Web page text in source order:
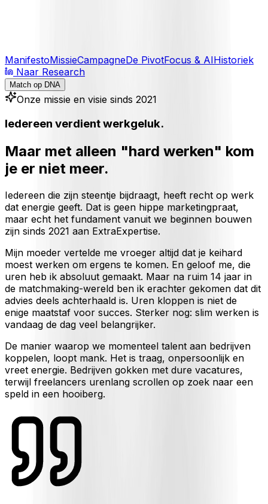
ManifestoMissieCampagneDe PivotFocus & AIHistoriek
Naar Research
Match op DNA
Onze missie en visie sinds 2021
Iedereen verdientwerkgeluk.
Maar met alleen "hard werken" kom
je er niet meer.
Iedereen die zijn steentje bijdraagt, heeft recht op werk
dat energie geeft. Dat is geen hippe marketingpraat,
maar echt het fundament vanuit we beginnen bouwen
zijn sinds 2021 aan ExtraExpertise.
Mijn moeder vertelde me vroeger altijd dat je keihard
moest werken om ergens te komen. En geloof me, die
uren heb ik absoluut gemaakt. Maar na ruim 14 jaar in
de matchmaking-wereld ben ik erachter gekomen dat dit
advies deels achterhaald is. Uren kloppen is niet de
enige maatstaf voor succes. Sterker nog: slim werken is
vandaag de dag veel belangrijker.
De manier waarop we momenteel talent aan bedrijven
koppelen, loopt mank. Het is traag, onpersoonlijk en
vreet energie. Bedrijven gokken met dure vacatures,
terwijl freelancers urenlang scrollen op zoek naar een
speld in een hooiberg.